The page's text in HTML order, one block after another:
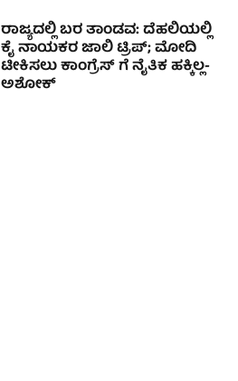
ರಾಜ್ಯದಲ್ಲಿ ಬರ ತಾಂಡವ: ದೆಹಲಿಯಲ್ಲಿ
ಕೈ ನಾಯಕರ ಜಾಲಿ ಟ್ರಿಪ್; ಮೋದಿ
ಟೀಕಿಸಲು ಕಾಂಗ್ರೆಸ್ ಗೆ ನೈತಿಕ ಹಕ್ಕಿಲ್ಲ-
ಅಶೋಕ್